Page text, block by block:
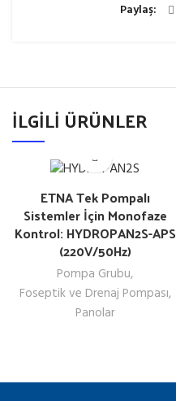
Paylaş
İLGILI ÜRÜNLER
ETNA Tek Pompalı
Sistemler İçin Monofaze
Kontrol: HYDROPAN2S-APS
(220V/50Hz)
Pompa Grubu,
Foseptik ve Drenaj Pompası,
Panolar